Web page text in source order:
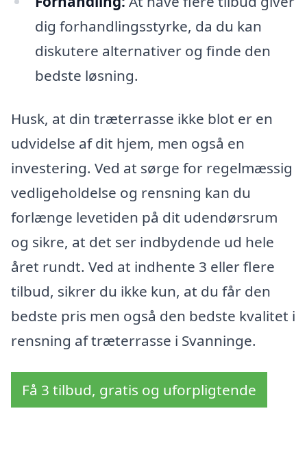
dig forhandlingsstyrke, da du kan
diskutere alternativer og finde den
bedste løsning.
Husk, at din træterrasse ikke blot er en
udvidelse af dit hjem, men også en
investering. Ved at sørge for regelmæssig
vedligeholdelse og rensning kan du
forlænge levetiden på dit udendørsrum
og sikre, at det ser indbydende ud hele
året rundt. Ved at indhente 3 eller flere
tilbud, sikrer du ikke kun, at du får den
bedste pris men også den bedste kvalitet i
rensning af træterrasse i Svanninge.
Få 3 tilbud, gratis og uforpligtende